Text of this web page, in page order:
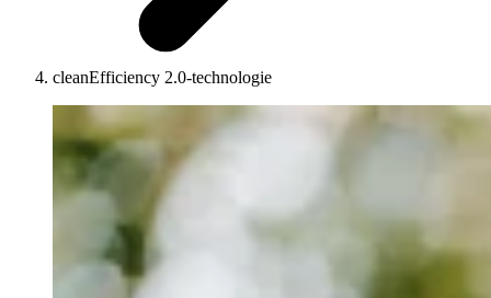
cleanEfficiency 2.0-technologie